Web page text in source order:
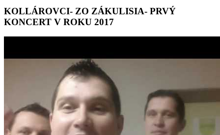
KOLLÁROVCI- ZO ZÁKULISIA- PRVÝ
KONCERT V ROKU 2017